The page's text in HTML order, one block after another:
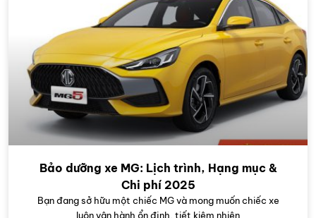
Bảo dưỡng xe MG: Lịch trình, Hạng mục &
Chi phí 2025
Bạn đang sở hữu một chiếc MG và mong muốn chiếc xe
luôn vận hành ổn định, tiết kiệm nhiên